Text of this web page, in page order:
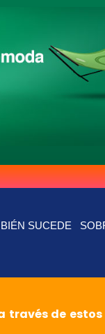
SUCEDE
través de